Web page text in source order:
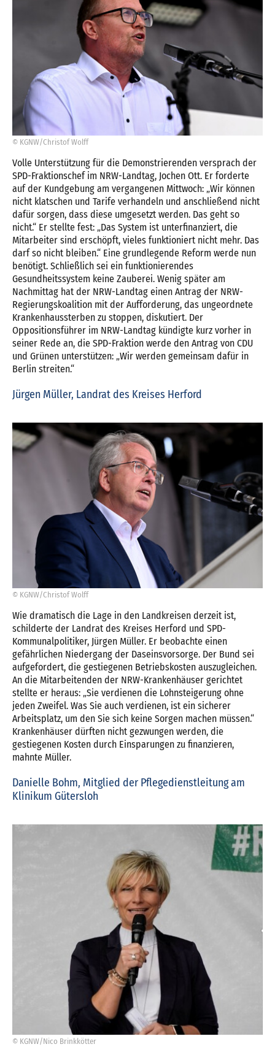
© KGNW/Christof Wolff
Volle Unterstützung für die Demonstrierenden versprach der
SPD-Fraktionschef im NRW-Landtag, Jochen Ott. Er forderte
auf der Kundgebung am vergangenen Mittwoch: „Wir können
nicht klatschen und Tarife verhandeln und anschließend nicht
dafür sorgen, dass diese umgesetzt werden. Das geht so
nicht.“ Er stellte fest: „Das System ist unterfinanziert, die
Mitarbeiter sind erschöpft, vieles funktioniert nicht mehr. Das
darf so nicht bleiben.“ Eine grundlegende Reform werde nun
benötigt. Schließlich sei ein funktionierendes
Gesundheitssystem keine Zauberei. Wenig später am
Nachmittag hat der NRW-Landtag einen Antrag der NRW-
Regierungskoalition mit der Aufforderung, das ungeordnete
Krankenhaussterben zu stoppen, diskutiert. Der
Oppositionsführer im NRW-Landtag kündigte kurz vorher in
seiner Rede an, die SPD-Fraktion werde den Antrag von CDU
und Grünen unterstützen: „Wir werden gemeinsam dafür in
Berlin streiten.“
Jürgen Müller, Landrat des Kreises Herford
© KGNW/Christof Wolff
Wie dramatisch die Lage in den Landkreisen derzeit ist,
schilderte der Landrat des Kreises Herford und SPD-
Kommunalpolitiker, Jürgen Müller. Er beobachte einen
gefährlichen Niedergang der Daseinsvorsorge. Der Bund sei
aufgefordert, die gestiegenen Betriebskosten auszugleichen.
An die Mitarbeitenden der NRW-Krankenhäuser gerichtet
stellte er heraus: „Sie verdienen die Lohnsteigerung ohne
jeden Zweifel. Was Sie auch verdienen, ist ein sicherer
Arbeitsplatz, um den Sie sich keine Sorgen machen müssen.“
Krankenhäuser dürften nicht gezwungen werden, die
gestiegenen Kosten durch Einsparungen zu finanzieren,
mahnte Müller.
Danielle Bohm, Mitglied der Pflegedienstleitung am
Klinikum Gütersloh
© KGNW/Nico Brinkkötter